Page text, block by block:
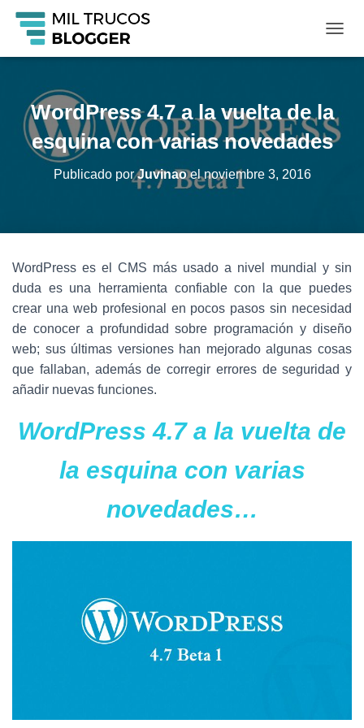
A
A
R
V
E
G
C
I
Ó
WordPress 4.7 a la vuelta de la
esquina con varias novedades
Publicado porJuvinaoelnoviembre 3, 2016
WordPress es el CMS más usado a nivel mundial y sin
duda es una herramienta confiable con la que puedes
crear una web profesional en pocos pasos sin necesidad
de conocer a profundidad sobre programación y diseño
web; sus últimas versiones han mejorado algunas cosas
que fallaban, además de corregir errores de seguridad y
añadir nuevas funciones.
WordPress 4.7 a la vuelta de
la esquina con varias
novedades…